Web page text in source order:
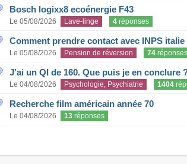
Bosch logixx8 ecoénergie F43
Le 05/08/2026 Lave-linge 4réponses
Comment prendre contact avec INPS italie
Le 05/08/2026 Pension de réversion 74réponses
J'ai un QI de 160. Que puis je en conclure
Le 04/08/2026 Psychologie, Psychiatrie 1404
Recherche film américain année 70
Le 04/08/2026 13réponses